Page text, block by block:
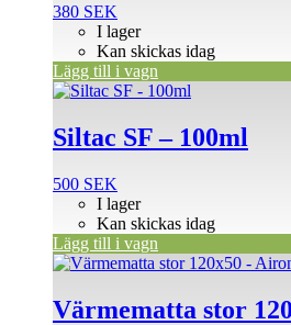
380 SEK
I lager
Kan skickas idag
Lägg till i vagn
Siltac SF – 100ml
500 SEK
I lager
Kan skickas idag
Lägg till i vagn
Värmematta stor